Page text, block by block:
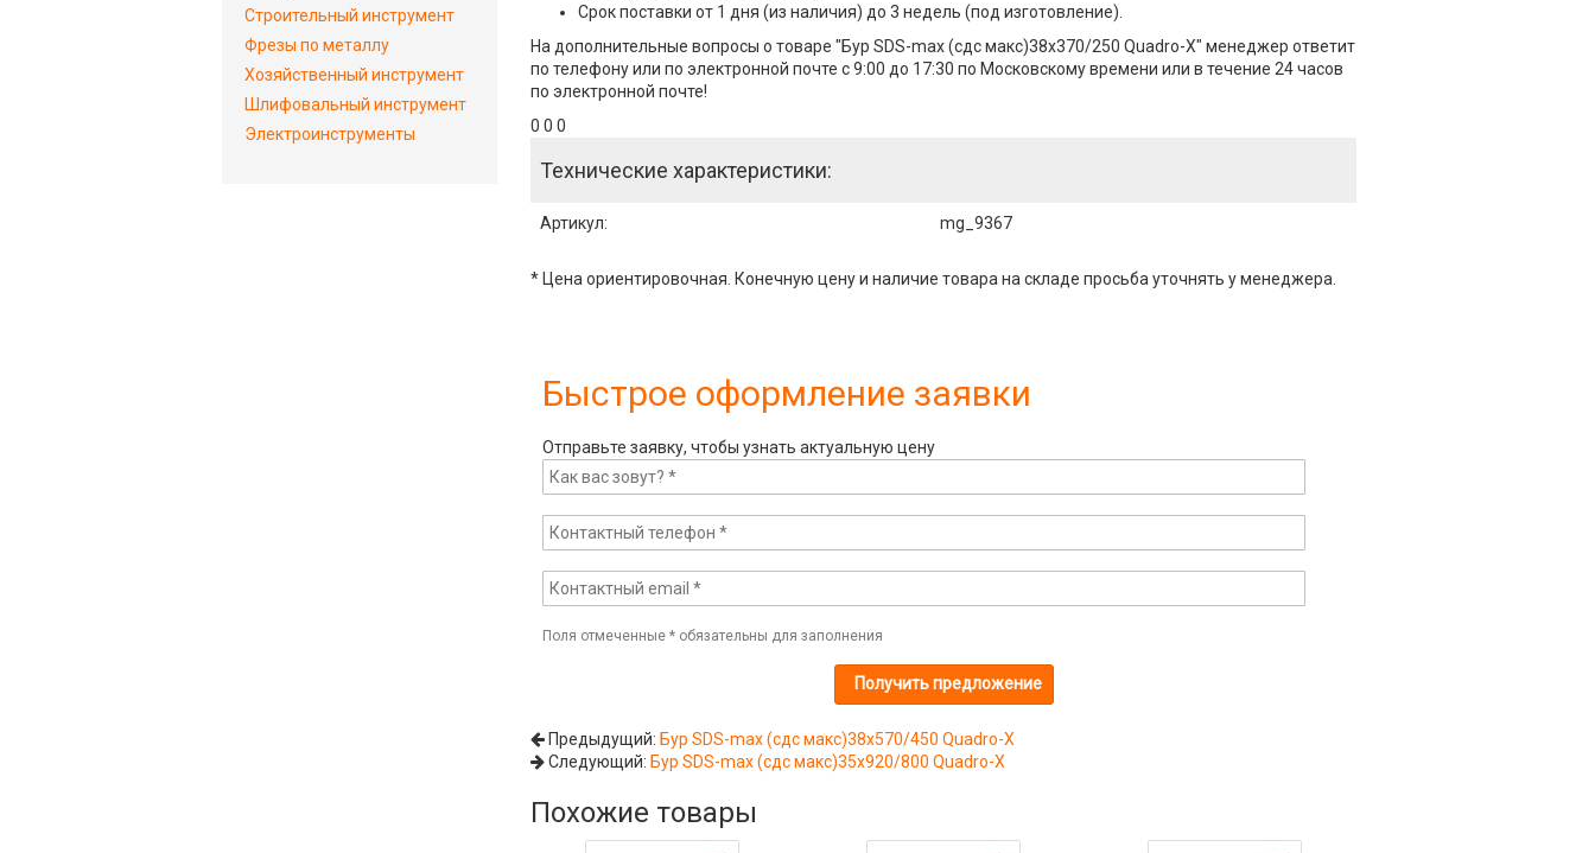
Срок поставки от 1 дня (из наличия) до 3 недель (под изготовление).
На дополнительные вопросы о товаре "Бур SDS-max (сдс макс)38x370/250 Quadro-X" менеджер ответит
по телефону или по электронной почте с 9:00 до 17:30 по Московскому времени или в течение 24 часов
по электронной почте!
0 0 0
Технические характеристики:
Артикул: mg_9367
* Цена ориентировочная. Конечную цену и наличие товара на складе просьба уточнять у менеджера.
Быстрое оформление заявки
Отправьте заявку, чтобы узнать актуальную цену
Поля отмеченные *обязательны для заполнения
Предыдущий: Бур SDS-max (сдс макс)38x570/450 Quadro-X
Следующий: Бур SDS-max (сдс макс)35x920/800 Quadro-X
Похожие товары
Строительный инструмент
Фрезы по металлу
Хозяйственный инструмент
Шлифовальный инструмент
Электроинструменты